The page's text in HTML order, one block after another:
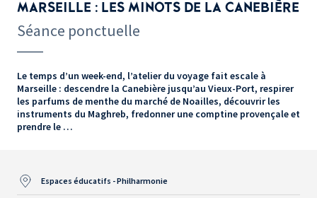
MARSEILLE : LES MINOTS DE LA CANEBIÈRE
Séance ponctuelle
Le temps d’un week-end, l’atelier du voyage fait escale à
Marseille : descendre la Canebière jusqu’au Vieux-Port, respirer
les parfums de menthe du marché de Noailles, découvrir les
instruments du Maghreb, fredonner une comptine provençale et
prendre le …
Espaces éducatifs - Philharmonie